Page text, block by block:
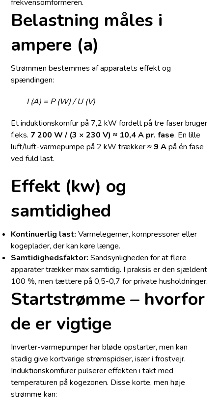
frekvensomformeren.
Belastning måles i
ampere (a)
Strømmen bestemmes af apparatets effekt og
spændingen:
I (A) = P (W) / U (V)
Et induktionskomfur på 7,2 kW fordelt på tre faser bruger
f.eks. 7 200 W / (3 × 230 V) ≈ 10,4 A pr. fase. En lille
luft/luft-varmepumpe på 2 kW trækker≈ 9 Apå én fase
ved fuld last.
Effekt (kw) og
samtidighed
Kontinuerlig last: Varmelegemer, kompressorer eller
kogeplader, der kan køre længe.
Samtidighedsfaktor: Sandsynligheden for at flere
apparater trækker max samtidig. I praksis er den sjældent
100 %, men tættere på 0,5-0,7 for private husholdninger.
Startstrømme – hvorfor
de er vigtige
Inverter-varmepumper har bløde opstarter, men kan
stadig give kortvarige strømspidser, især i frostvejr.
Induktionskomfurer pulserer effekten i takt med
temperaturen på kogezonen. Disse korte, men høje
strømme kan: